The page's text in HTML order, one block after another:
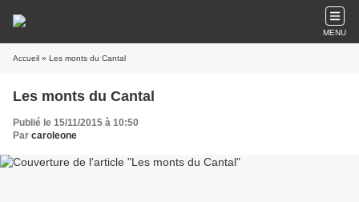
MENU
Accueil » Les monts du Cantal
Les monts du Cantal
Publié le 15/11/2015 à 10:50
Par caroleone